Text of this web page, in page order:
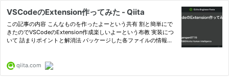
VSCodeのExtension作ってみた - Qiita
この記事の内容 こんなものを作ったよーという共有 割と簡単にで
きたのでVSCodeのExtension作成楽しいよーという布教 実装につ
いて 詰まりポイントと解消法 パッケージした各ファイルの情報が
qiita.com